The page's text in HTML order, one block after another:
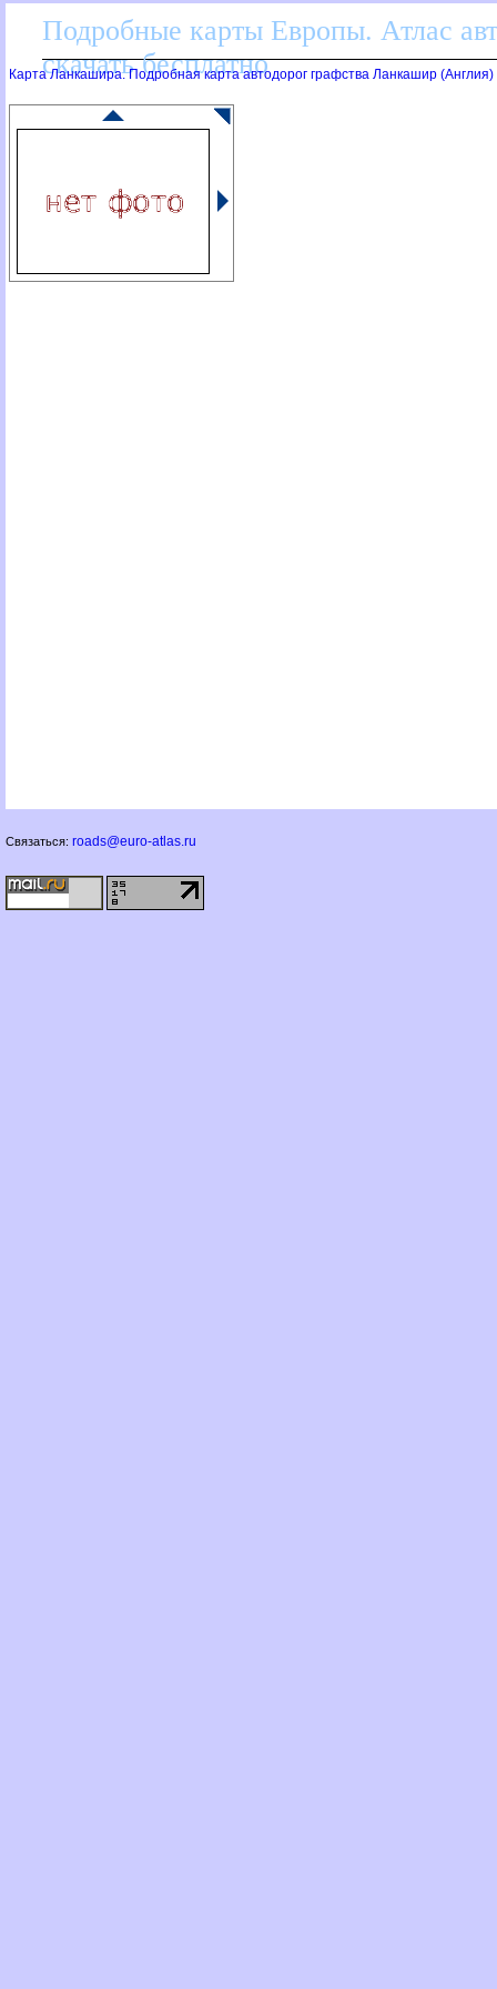
Подробные карты Европы. Атлас
скачать бесплатно
Карта Ланкашира. Подробная карта автодорог графства Ланкашир (Англия)
Связаться: roads@euro-atlas.ru